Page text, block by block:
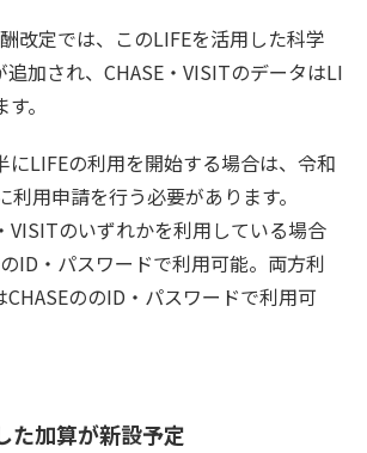
改定では、このLIFEを活用した科学
加され、CHASE・VISITのデータはLI
。
LIFEの利用を開始する場合は、令和
用申請を行う必要があります。
VISITのいずれかを利用している場合
ID・パスワードで利用可能。両方利
ののID・パスワードで利用可
た加算が新設予定